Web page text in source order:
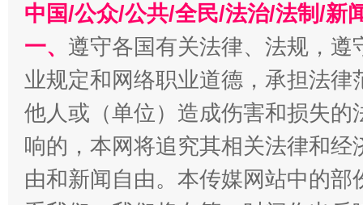
千年窑火 生生不息 一
中国/公众/公共/全民/法治/法制/新
一、 遵守各国有关法律、法规，
业规定和网络职业道德，承担法
他人或（单位）造成伤害和损失
响的，本网将追究其相关法律和
由和新闻自由。本传媒网站中的